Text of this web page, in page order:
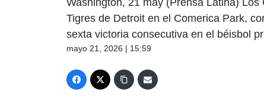
Washington, 21 may (Prensa Latina)
Tigres de Detroit en el Comerica Park,
sexta victoria consecutiva en el béisbol
mayo 21, 2026 | 15:59